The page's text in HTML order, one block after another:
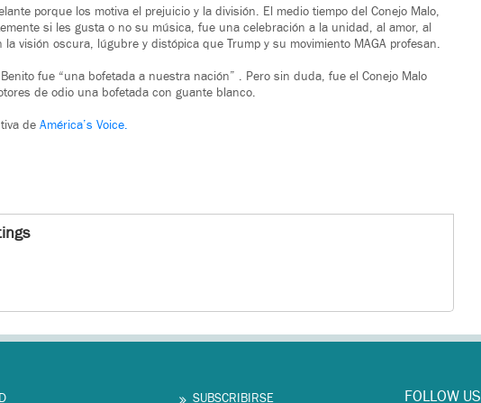
porque los motiva el prejuicio y la división. El medio tiempo del Conejo Malo,
si les gusta o no su música, fue una celebración a la unidad, al amor, al
visión oscura, lúgubre y distópica que Trump y su movimiento MAGA profesan.
fue “una bofetada a nuestra nación” . Pero sin duda, fue el Conejo Malo
de odio una bofetada con guante blanco.
de América’s Voice.
SUBSCRIBIRSE FOLLOW US